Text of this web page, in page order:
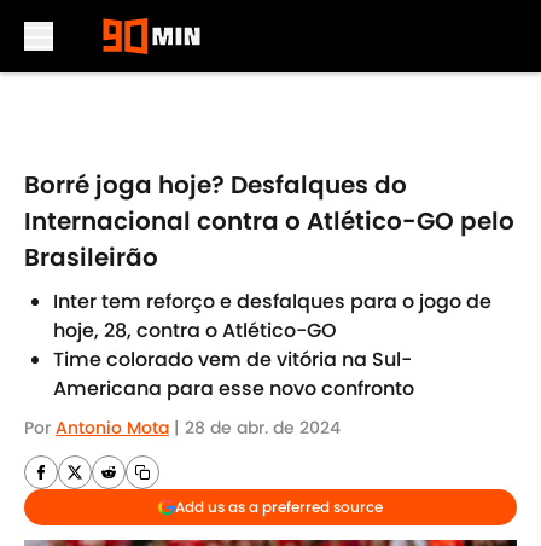
Borré joga hoje? Desfalques do
Internacional contra o Atlético-GO pelo
Brasileirão
Inter tem reforço e desfalques para o jogo de
hoje, 28, contra o Atlético-GO
Time colorado vem de vitória na Sul-
Americana para esse novo confronto
Por Antonio Mota | 28 de abr. de 2024
Add us as a preferred source